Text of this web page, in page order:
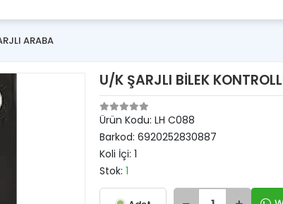
ARABA
U/K ŞARJLI BİLEK
Ürün Kodu: LH C088
Barkod: 6920252830887
Koli İçi: 1
Stok: 1